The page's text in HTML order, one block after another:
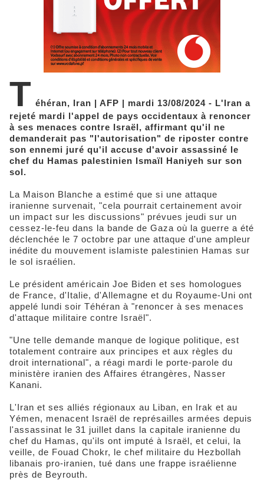
T éhéran, Iran | AFP | mardi 13/08/2024 - L'Iran a
rejeté mardi l'appel de pays occidentaux à renoncer
à ses menaces contre Israël, affirmant qu'il ne
demanderait pas "l'autorisation" de riposter contre
son ennemi juré qu'il accuse d'avoir assassiné le
chef du Hamas palestinien Ismaïl Haniyeh sur son
sol.
La Maison Blanche a estimé que si une attaque
iranienne survenait, "cela pourrait certainement avoir
un impact sur les discussions" prévues jeudi sur un
cessez-le-feu dans la bande de Gaza où la guerre a été
déclenchée le 7 octobre par une attaque d'une ampleur
inédite du mouvement islamiste palestinien Hamas sur
le sol israélien.
Le président américain Joe Biden et ses homologues
de France, d'Italie, d'Allemagne et du Royaume-Uni ont
appelé lundi soir Téhéran à "renoncer à ses menaces
d'attaque militaire contre Israël".
"Une telle demande manque de logique politique, est
totalement contraire aux principes et aux règles du
droit international", a réagi mardi le porte-parole du
ministère iranien des Affaires étrangères, Nasser
Kanani.
L'Iran et ses alliés régionaux au Liban, en Irak et au
Yémen, menacent Israël de représailles armées depuis
l'assassinat le 31 juillet dans la capitale iranienne du
chef du Hamas, qu'ils ont imputé à Israël, et celui, la
veille, de Fouad Chokr, le chef militaire du Hezbollah
libanais pro-iranien, tué dans une frappe israélienne
près de Beyrouth.